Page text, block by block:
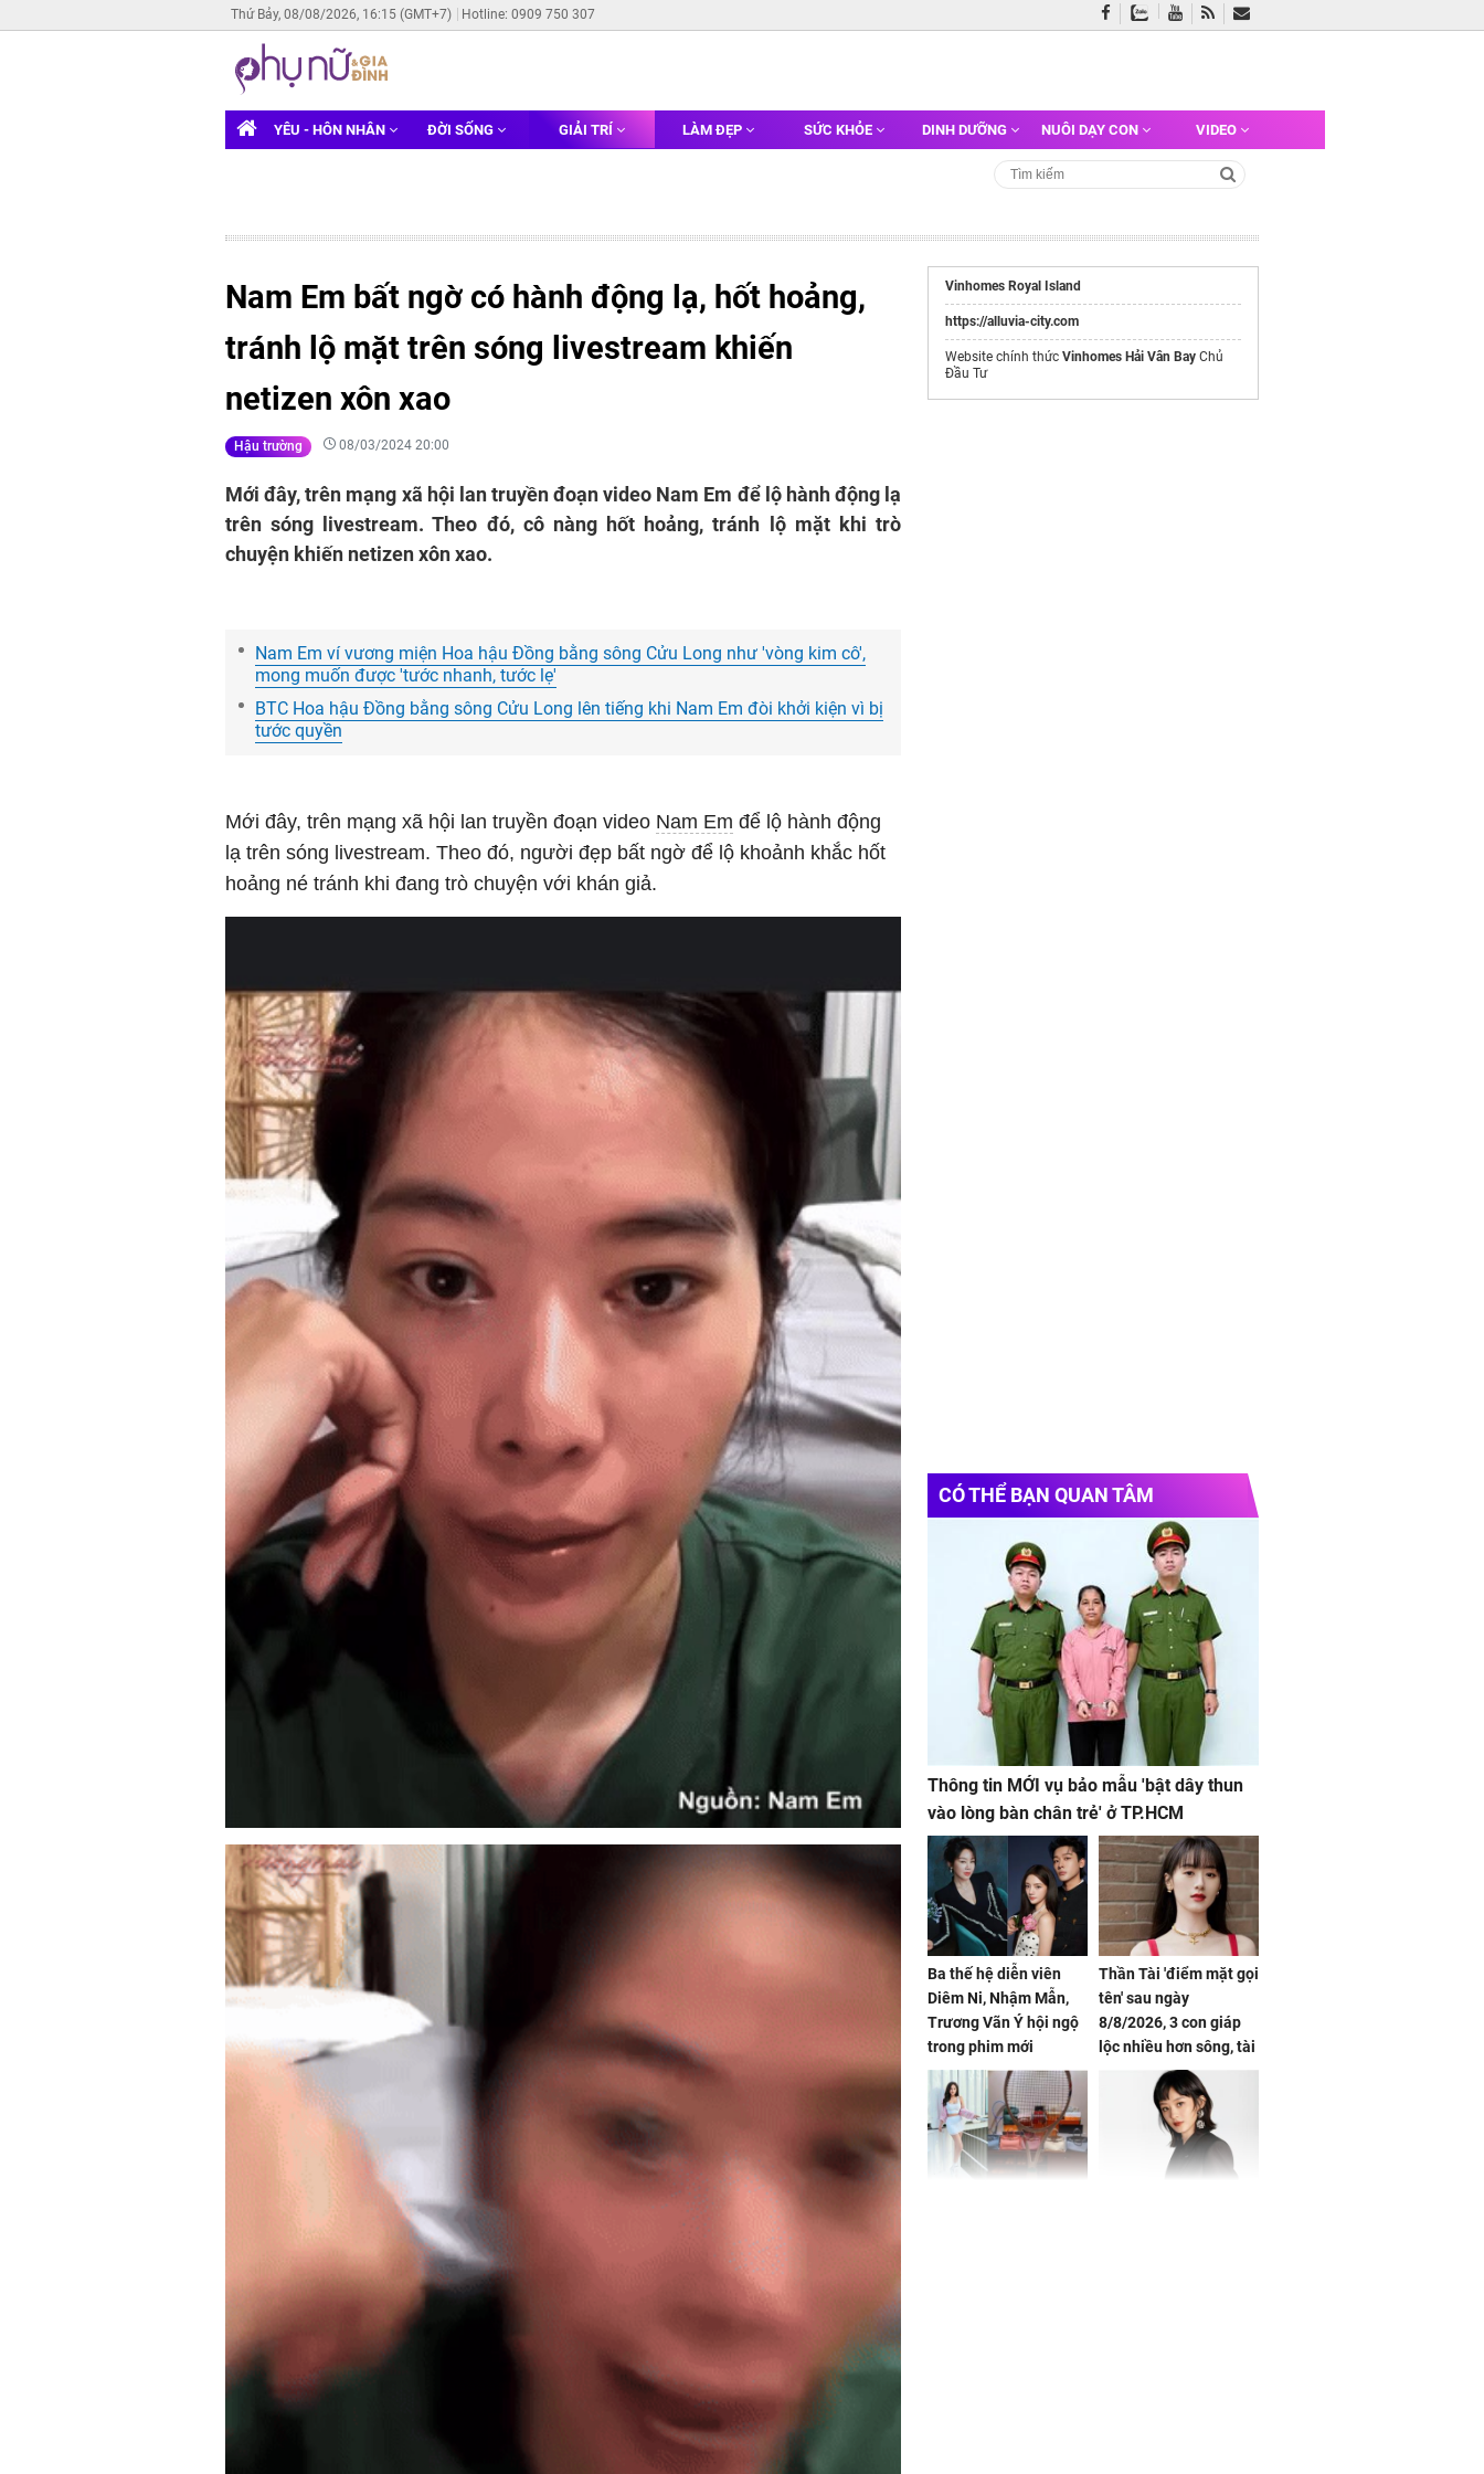
Thứ Bảy, 08/08/2026, 16:15 (GMT+7) Hotline: 0909 750 307
YÊU - HÔN NHÂN ĐỜI SỐNG GIẢI TRÍ LÀM ĐẸP SỨC KHỎE DINH DƯỠNG NUÔI DẠY CON VIDEO
Nam Em bất ngờ có hành động lạ, hốt hoảng,
tránh lộ mặt trên sóng livestream khiến
netizen xôn xao
Hậu trường 08/03/2024 20:00
Mới đây, trên mạng xã hội lan truyền đoạn video Nam Em để lộ hành động lạ
trên sóng livestream. Theo đó, cô nàng hốt hoảng, tránh lộ mặt khi trò
chuyện khiến netizen xôn xao.
Nam Em ví vương miện Hoa hậu Đồng bằng sông Cửu Long như 'vòng kim cô',
mong muốn được 'tước nhanh, tước lẹ'
BTC Hoa hậu Đồng bằng sông Cửu Long lên tiếng khi Nam Em đòi khởi kiện vì bị
tước quyền
Mới đây, trên mạng xã hội lan truyền đoạn video Nam Em để lộ hành động
lạ trên sóng livestream. Theo đó, người đẹp bất ngờ để lộ khoảnh khắc hốt
hoảng né tránh khi đang trò chuyện với khán giả.
Vinhomes Royal Island
https://alluvia-city.com
Website chính thức Vinhomes Hải Vân Bay Chủ
Đầu Tư
CÓ THỂ BẠN QUAN TÂM
Thông tin MỚI vụ bảo mẫu 'bật dây thun
vào lòng bàn chân trẻ' ở TP.HCM
Ba thế hệ diễn viên
Diêm Ni, Nhậm Mẫn,
Trương Vãn Ý hội ngộ
trong phim mới
Thần Tài 'điểm mặt gọi
tên' sau ngày
8/8/2026, 3 con giáp
lộc nhiều hơn sông, tài
vận sáng như trăng
Rằm, chính thức hết